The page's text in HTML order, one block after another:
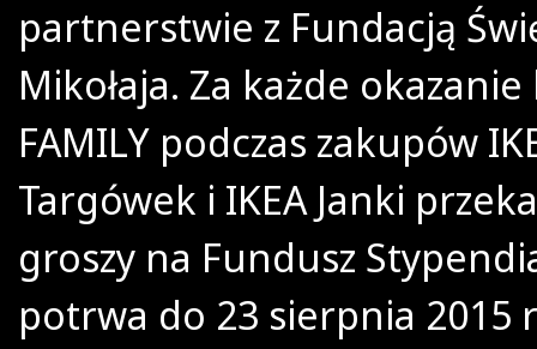
partnerstwie z Fundacją
Mikołaja. Za każde
FAMILY podczas zakupów
Targówek i IKEA Janki
groszy na Fundusz
potrwa do 23 sierpnia 2015